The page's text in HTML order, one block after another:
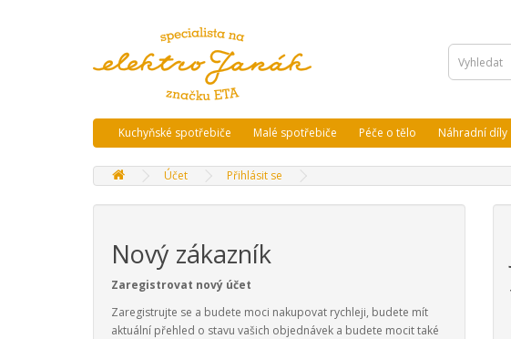
Kuchyňské spotřebiče Malé spotřebiče Péče o tělo Náhradní díly
Účet Přihlásit se
Nový zákazník
Zaregistrovat nový účet
Zaregistrujte se a budete moci nakupovat rychleji, budete mít
aktuální přehled o stavu vašich objednávek a budete mocit také